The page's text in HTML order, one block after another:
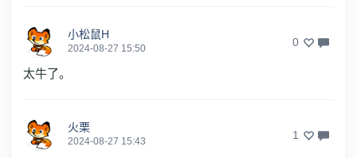
小松鼠H
2024-08-27 15:50 0
太牛了。
火栗
2024-08-27 15:43 1